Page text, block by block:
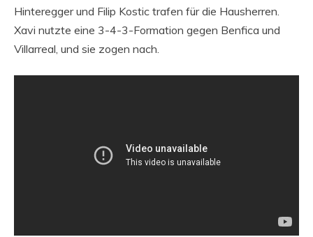
Hinteregger und Filip Kostic trafen für die Hausherren.
Xavi nutzte eine 3-4-3-Formation gegen Benfica und
Villarreal, und sie zogen nach.